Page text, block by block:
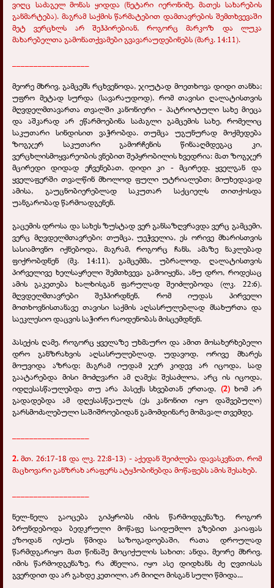
ვიღც საძაგელ მონას ყიდდა (ნეტარი იერონიმე. მათეს სახარების
განმარტება). მაგრამ საქმის წარმატებით დამთავრების შემთხვევაში
მეტ ვერცხლს არ შეჰპირებიან, როგორც მარკოზ და ლუკა
მახარებელთა გამონათქვამები გვავარაუდებინებს (მარკ. 14:11).
მეორე მხრივ, გამცემს რცხვენოდა, ჯიუტად მოეთხოვა დიდი თანხა;
უფრო მეტად სურდა (სავარაუდოდ), რომ თავისი ღალატისთვის
მღვდელმთავართა თვალში კანონიერი - პატრიოტული სახე მიეცა
და აშკარად არ ეწარმოებინა საძაგლი გამცემის სახე, რომელიც
საკუთარი სინდისით ვაჭრობდა. თუმცა უგუნურად მოქმედება
ზოგჯერ საკუთარი გამორჩენის წინააღმდეგაც კი,
ვერცხლისმოყვარეობის ვნებით შეპყრობილის ხვედრია: მათ ზოგჯერ
მცირედი დიდად ეჩვენებათ, დიდი კი - მცირედ. ყველგან და
ყველაფერში თვალწინ მხოლოდ ფული უტრიალებთ; მიუხედავად
ამისა, გაუცნობიერებლად საკუთარ საქციელს თითქოსდა
უანგარობად წარმოადგენენ.
გაცემის დროსა და სახეს ზუსტად ვერ განსაზღვრავდა ვერც გამცემი,
ვერც მღვდელმთავრები; თუმცა, უეჭველია, ეს ორივე მხარისთვის
სასიამოვნო იქნებოდა, მაგრამ, როგორც ჩანს, ამაზე ნაკლებად
ფიქრობდნენ (მკ. 14:11). გამცემმა, უბრალოდ, ღალატისთვის
პირველივე ხელსაყრელი შემთხვევა გამოიყენა, ანუ დრო, როდესაც
ამის გაკეთება ხალხისგან ფარულად შეიძლებოდა (ლკ. 22:6).
მღვდელმთავრები შეჰპირდნენ, რომ იუდას პირველი
მოთხოვნისთანავე თავისი საქმის აღსასრულებლად მსახურთა და
საეკლესიო დაცვის საჭირო რაოდენობას მისცემდნენ.
პასექის ღამე, როგორც ყველაზე უხმაურო და ამით მოსახერხებელი
დრო განზრახვის აღსასრულებლად, უდავოდ, ორივე მხარეს
მოუვიდა აზრად; მაგრამ იუდამ ჯერ კიდევ არ იცოდა, სად
გაატარებდა მისი მოძღვარი ამ ღამეს; შესაძლოა, არც ის იცოდა,
იდღესასწაულებდა თუ არა პასექს სხვებთან ერთად, (2)ხომ არ
გადადებდა ამ დღესასწეაულს (ეს კანონით იყო დაშვებული)
გარსმოძალებული საშიშროებიდან გამომდინარე მომავალ თვემდე.
2. მთ. 26:17-18 და ლკ. 22:8-13) - აქედან შეიძლება დავასკვნათ, რომ
მაცხოვარი განზრახ არაფერს ატყჰობინებდა მოწაფებს ამის შესახებ.
ნელ-ნელა გაოცება გიპყრობს იმის წარმოდგენაზე, როგორ
ბრუნდებოდა ბედკრული მოწაფე საიდუმლო გზებით კაიაფას
ეზოდან იესუს წმიდა საზოგადოებაში, რათა დროულად
წარმდგარიყო მათ წინაშე მოციქულის სახით; ანდა, მეორე მხრივ,
იმის წარმოდგენაზე, რა ძნელია, იყო ასე დიდხანს ძე ღვთისას
გვერდით და არ გახდე კეთილი, არ მიიღო მისგან სული წმიდა...